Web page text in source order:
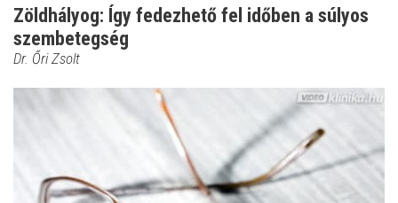
Zöldhályog: Így fedezhető fel időben a súlyos
szembetegség
Dr. Őri Zsolt